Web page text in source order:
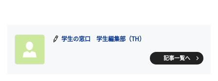
学生の窓口 学生編集部（TH）
記事一覧へ